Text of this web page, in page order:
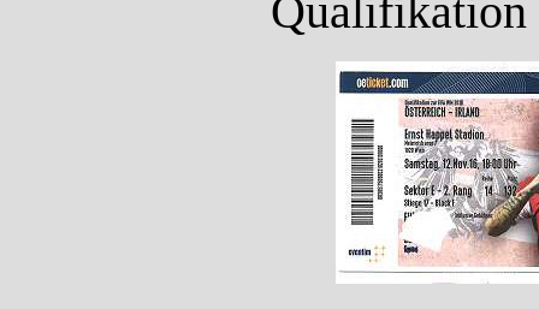
Qualifikation